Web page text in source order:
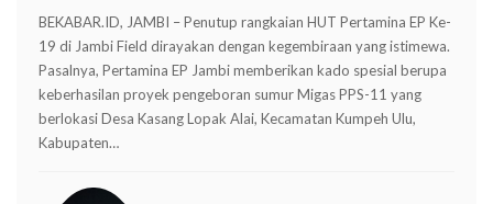
BEKABAR.ID, JAMBI – Penutup rangkaian HUT Pertamina EP Ke-
19 di Jambi Field dirayakan dengan kegembiraan yang istimewa.
Pasalnya, Pertamina EP Jambi memberikan kado spesial berupa
keberhasilan proyek pengeboran sumur Migas PPS-11 yang
berlokasi Desa Kasang Lopak Alai, Kecamatan Kumpeh Ulu,
Kabupaten…